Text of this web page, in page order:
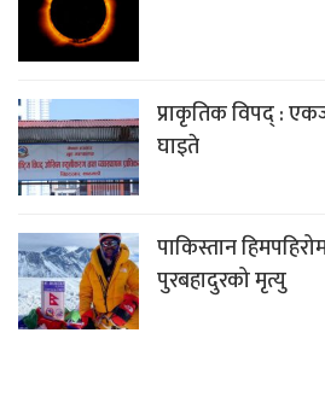
प्राकृतिक विपद् :
घाइते
पाकिस्तान
पुरबहादुरको मृत्यु